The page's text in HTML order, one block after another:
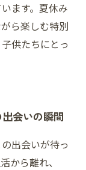
ます。夏休み
ら楽しむ特別
供たちにとっ
会いの瞬間
出会いが待っ
から離れ、